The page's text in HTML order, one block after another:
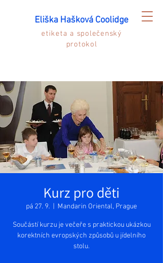
etiketa a společenský
protokol
Eliška Hašková Coolidge
Kurz pro děti
pá 27. 9. Mandarin Oriental, Prague
Součástí kurzu je večeře s praktickou ukázkou
korektních evropských způsobů u jídelního
stolu.